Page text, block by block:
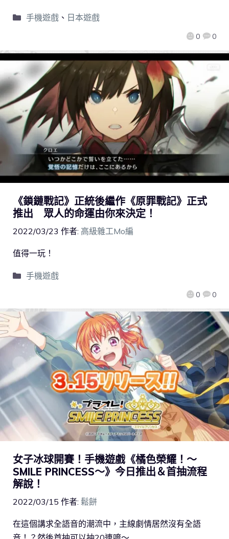
0 0
手機遊戲、 日本遊戲
《鎖鏈戰記》正統後繼作《原罪戰記》正式
推出 眾人的命運由你來決定！
2022/03/23 作者: 高級雜工Mo編
0 0
值得一玩！
手機遊戲
女子冰球開賽！手機遊戲《橘色榮耀！～
SMILE PRINCESS～》今日推出＆首抽流程
解說！
2022/03/15 作者: 鬆餅
在這個講求全語音的潮流中，主線劇情居然沒有全語